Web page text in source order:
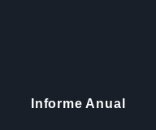
Informe Anual